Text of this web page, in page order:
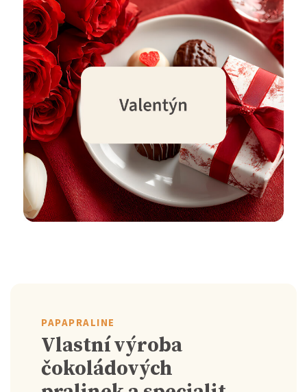
PAPAPRALINE
Vlastní výroba
čokoládových